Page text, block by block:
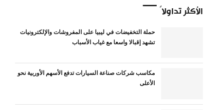
الأكثر تداولاً
حملة التخفيضات في ليبيا على المفروشات والإلكترونيات
تشهد إقبالا واسعا مع غياب الأسباب
مكاسب شركات صناعة السيارات تدفع الأسهم الأوربية نحو
الأعلى